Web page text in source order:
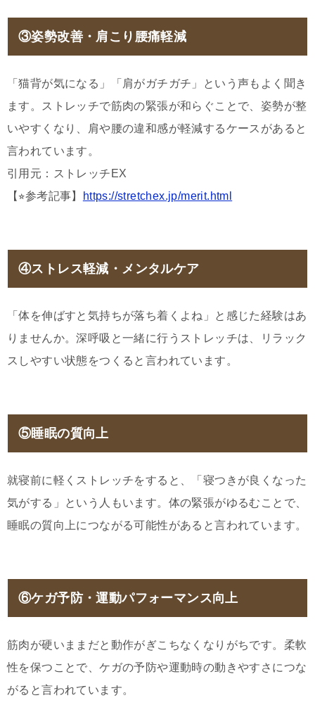
③姿勢改善・肩こり腰痛軽減
「猫背が気になる」「肩がガチガチ」という声もよく聞き
ます。ストレッチで筋肉の緊張が和らぐことで、姿勢が整
いやすくなり、肩や腰の違和感が軽減するケースがあると
言われています。
引用元：ストレッチEX
【⭐︎参考記事】
https://stretchex.jp/merit.html
④ストレス軽減・メンタルケア
「体を伸ばすと気持ちが落ち着くよね」と感じた経験はあ
りませんか。深呼吸と一緒に行うストレッチは、リラック
スしやすい状態をつくると言われています。
⑤睡眠の質向上
就寝前に軽くストレッチをすると、「寝つきが良くなった
気がする」という人もいます。体の緊張がゆるむことで、
睡眠の質向上につながる可能性があると言われています。
⑥ケガ予防・運動パフォーマンス向上
筋肉が硬いままだと動作がぎこちなくなりがちです。柔軟
性を保つことで、ケガの予防や運動時の動きやすさにつな
がると言われています。